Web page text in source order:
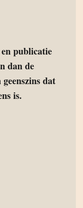
publicatie
dan de
dat
is.